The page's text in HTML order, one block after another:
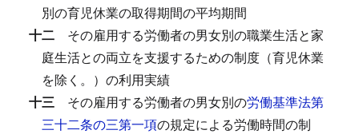
別の育児休業の取得期間の平均期間
十二 その雇用する労働者の男女別の職業生活と家
庭生活との両立を支援するための制度（育児休業
を除く。）の利用実績
十三 その雇用する労働者の男女別の労働基準法第
三十二条の三第一項の規定による労働時間の制